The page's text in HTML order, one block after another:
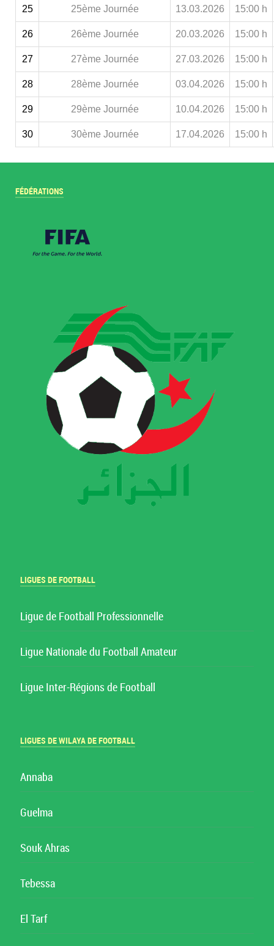
25 25ème Journée 13.03.2026 15:00 h
26 26ème Journée 20.03.2026 15:00 h
27 27ème Journée 27.03.2026 15:00 h
28 28ème Journée 03.04.2026 15:00 h
29 29ème Journée 10.04.2026 15:00 h
30 30ème Journée 17.04.2026 15:00 h
FÉDÉRATIONS
LIGUES DE FOOTBALL
Ligue de Football Professionnelle
Ligue Nationale du Football Amateur
Ligue Inter-Régions de Football
LIGUES DE WILAYA DE FOOTBALL
Annaba
Guelma
Souk Ahras
Tebessa
El Tarf